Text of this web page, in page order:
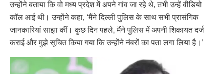
उन्होंने बताया कि वो मध्य प्रदेश में अपने गांव जा रहे थे, तभी उन्हें वीडियो
कॉल आई थी। उन्होंने कहा, ‘मैंने दिल्ली पुलिस के साथ सभी प्रासंगिक
जानकारियां साझा कीं। कुछ दिन पहले, मैंने पुलिस में अपनी शिकायत दर्ज
कराई और मुझे सूचित किया गया कि उन्होंने नंबरों का पता लगा लिया है।’